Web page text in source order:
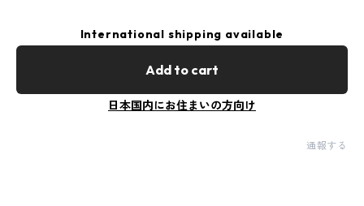
International shipping available
Add to cart
日本国内にお住まいの方向け
通報する